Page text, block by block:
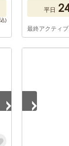
平日
最終アクティ